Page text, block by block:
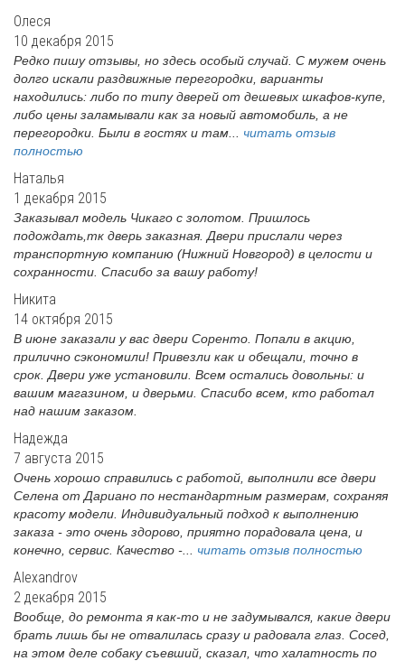
Олеся
10 декабря 2015
Редко пишу отзывы, но здесь особый случай. С мужем очень
долго искали раздвижные перегородки, варианты
находились: либо по типу дверей от дешевых шкафов-купе,
либо цены заламывали как за новый автомобиль, а не
перегородки. Были в гостях и там... читать отзыв
полностью
Наталья
1 декабря 2015
Заказывал модель Чикаго с золотом. Пришлось
подождать,тк дверь заказная. Двери прислали через
транспортную компанию (Нижний Новгород) в целости и
сохранности. Спасибо за вашу работу!
Никита
14 октября 2015
В июне заказали у вас двери Соренто. Попали в акцию,
прилично сэкономили! Привезли как и обещали, точно в
срок. Двери уже установили. Всем остались довольны: и
вашим магазином, и дверьми. Спасибо всем, кто работал
над нашим заказом.
Надежда
7 августа 2015
Очень хорошо справились с работой, выполнили все двери
Селена от Дариано по нестандартным размерам, сохраняя
красоту модели. Индивидуальный подход к выполнению
заказа - это очень здорово, приятно порадовала цена, и
конечно, сервис. Качество -... читать отзыв полностью
Alexandrov
2 декабря 2015
Вообще, до ремонта я как-то и не задумывался, какие двери
брать лишь бы не отвалилась сразу и радовала глаз. Сосед,
на этом деле собаку съевший, сказал, что халатность по